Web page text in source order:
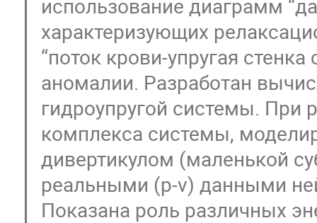
использование диаграмм
характеризующих
“поток крови-упругая
аномалии. Разработан
гидроупругой системы. При
комплекса системы,
дивертикулом (маленькой
реальными (p-v) данными
Показана роль различных